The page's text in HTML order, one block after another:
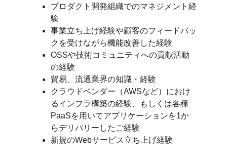
プロダクト開発組織でのマネジメント経
験
事業立ち上げ経験や顧客のフィードバッ
クを受けながら機能改善した経験
OSSや技術コミュニティへの貢献活動
の経験
貿易、流通業界の知識・経験
クラウドベンダー（AWSなど）におけ
るインフラ構築の経験、もしくは各種
PaaSを用いてアプリケーションを1か
らデリバリーしたご経験
新規のWebサービス立ち上げ経験